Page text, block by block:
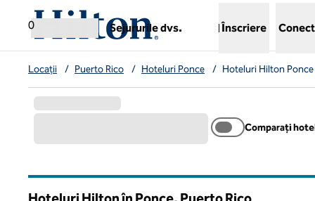
Salt la conținut
0
Sejururile dvs. Înscriere
Locații / Puerto Rico / Hoteluri Ponce / Hoteluri Hilton Ponce
Comparați